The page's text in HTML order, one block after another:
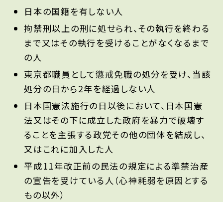
日本の国籍を有しない人
拘禁刑以上の刑に処せられ、その執行を終わる
まで又はその執行を受けることがなくなるまで
の人
東京都職員として懲戒免職の処分を受け、当該
処分の日から2年を経過しない人
日本国憲法施行の日以後において、日本国憲
法又はその下に成立した政府を暴力で破壊す
ることを主張する政党その他の団体を結成し、
又はこれに加入した人
平成11年改正前の民法の規定による準禁治産
の宣告を受けている人（心神耗弱を原因とする
もの以外）